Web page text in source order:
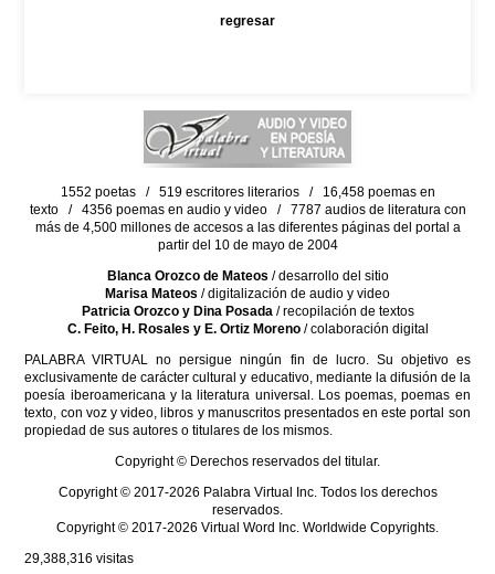
regresar
1552 poetas / 519 escritores literarios / 16,458 poemas en
texto / 4356 poemas en audio y video / 7787 audios de literatura con
más de 4,500 millones de accesos a las diferentes páginas del portal a
partir del 10 de mayo de 2004
Blanca Orozco de Mateos / desarrollo del sitio
Marisa Mateos / digitalización de audio y video
Patricia Orozco y Dina Posada/ recopilación de textos
C. Feito, H. Rosales y E. Ortiz Moreno/ colaboración digital
PALABRA VIRTUAL no persigue ningún fin de lucro. Su objetivo es
exclusivamente de carácter cultural y educativo, mediante la difusión de la
poesía iberoamericana y la literatura universal. Los poemas, poemas en
texto, con voz y video, libros y manuscritos presentados en este portal son
propiedad de sus autores o titulares de los mismos.
Copyright © Derechos reservados del titular.
Copyright © 2017-2026 Palabra Virtual Inc. Todos los derechos
reservados.
Copyright © 2017-2026 Virtual Word Inc. Worldwide Copyrights.
29,388,316 visitas